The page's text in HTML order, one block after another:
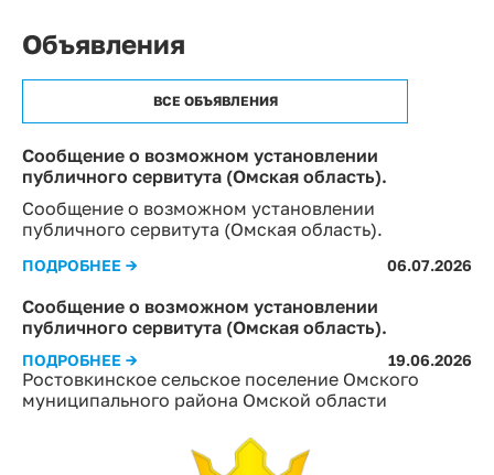
Ростовкинское сельское поселение Омского
муниципального района Омской области
Объявления
ВСЕ ОБЪЯВЛЕНИЯ
Сообщение о возможном установлении
публичного сервитута (Омская область).
Сообщение о возможном установлении
публичного сервитута (Омская область).
ПОДРОБНЕЕ → 06.07.2026
Сообщение о возможном установлении
публичного сервитута (Омская область).
ПОДРОБНЕЕ → 19.06.2026